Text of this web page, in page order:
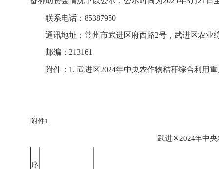
联系电话：85387950
通讯地址：常州市武进区府西路2号，武进区农业
邮编：213161
附件：1. 武进区2024年中央农作物秸秆综合利用
附件1
武进区2024年中
序